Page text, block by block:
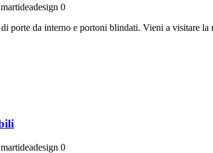
0
porte da interno e portoni blindati. Vieni a visitare
0